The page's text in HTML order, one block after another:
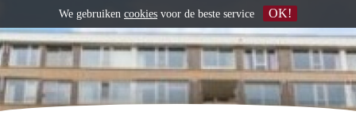
We gebruiken cookies voor de beste service OK!